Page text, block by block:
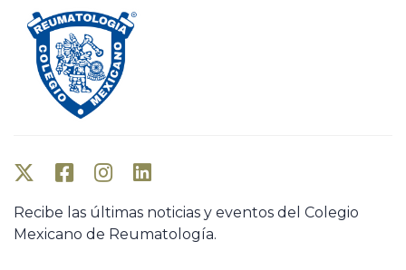
Recibe las últimas noticias y eventos del Colegio
Mexicano de Reumatología.